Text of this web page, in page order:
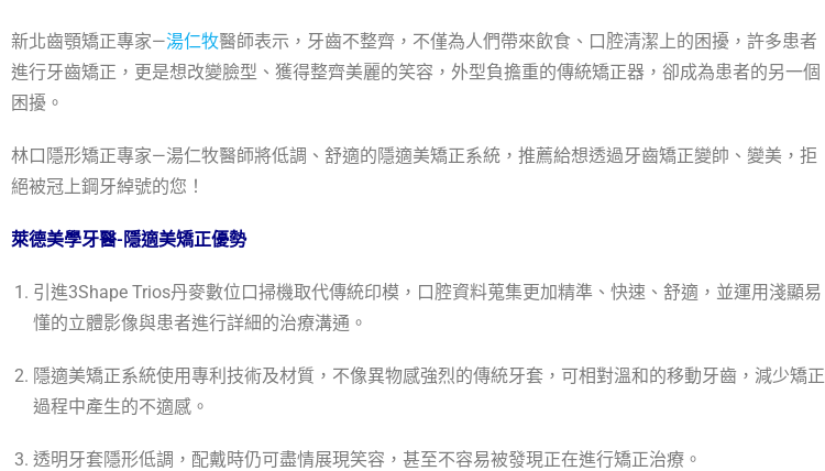
新北齒顎矯正專家—湯仁牧醫師表示，牙齒不整齊， 不僅為人們帶來飲食、口腔清潔上的困擾，許多患者
進行牙齒矯正， 更是想改變臉型、獲得整齊美麗的笑容，外型負擔重的傳統矯正器， 卻成為患者的另一個
困擾。
林口隱形矯正專家—湯仁牧醫師將低調、舒適的隱適美矯正系統， 推薦給想透過牙齒矯正變帥、變美，拒
絕被冠上鋼牙綽號的您！
萊德美學牙醫-隱適美矯正優勢
引進3Shape Trios丹麥數位口掃機取代傳統印模，口腔資料蒐集更加精準、 快速、舒適， 並運用淺顯易
懂的立體影像與患者進行詳細的治療溝通。
隱適美矯正系統使用專利技術及材質，不像異物感強烈的傳統牙套， 可相對溫和的移動牙齒，減少矯正
過程中產生的不適感。
透明牙套隱形低調，配戴時仍可盡情展現笑容， 甚至不容易被發現正在進行矯正治療。